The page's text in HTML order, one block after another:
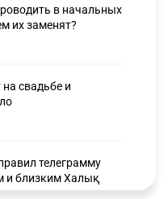
в начальных
их заменят?
свадьбе и
телеграмму
и близким Халық